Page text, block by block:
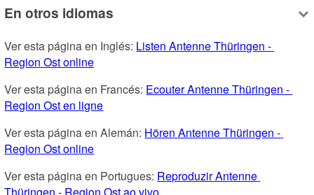
En otros idiomas
Ver esta página en Inglés: Listen Antenne Thüringen -
Region Ost online
Ver esta página en Francés: Ecouter Antenne Thüringen -
Region Ost en ligne
Ver esta página en Alemán: Hören Antenne Thüringen -
Region Ost online
Ver esta página en Portugues: Reproduzir Antenne
Thüringen - Region Ost ao vivo